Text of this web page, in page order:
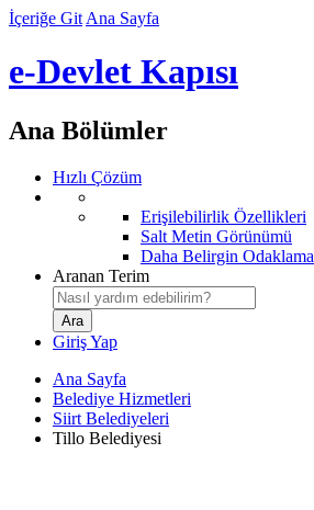
İçeriğe Git Ana Sayfa
e-Devlet Kapısı
Ana Bölümler
Hızlı Çözüm
Erişilebilirlik Özellikleri
Salt Metin Görünümü
Daha Belirgin Odaklama
Aranan Terim
Giriş Yap
Ana Sayfa
Belediye Hizmetleri
Siirt Belediyeleri
Tillo Belediyesi